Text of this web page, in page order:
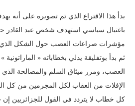
بدأ هذا الاقتراع الذي تم تصويره على أنه
باغتيال سياسي استهدف شخص عبد القادر
مؤشرات صراعات العصب حول الشكل الذي
ثم بدأ بوتفليقة يدلي بخطاباته «
العصب، ومرر ميثاق السلم والمصالحة
الإفلات من العقاب لكل المجرمين من كل
كل خطاب لا يتردد في القول للجزائريين إن